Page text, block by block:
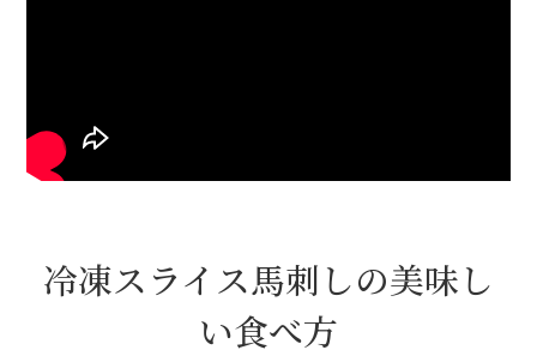
冷凍スライス馬刺しの美味し
い食べ方